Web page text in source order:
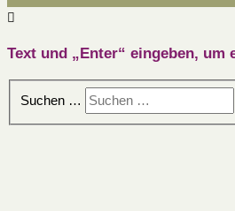
Text und „Enter“ eingeben, um
Suchen …